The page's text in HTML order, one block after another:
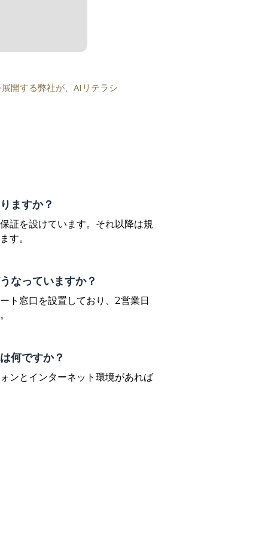
開する弊社が、AIリテラシ
ますか？
証を設けています。それ以降は規
す。
なっていますか？
ト窓口を設置しており、2営業日
何ですか？
ンとインターネット環境があれば